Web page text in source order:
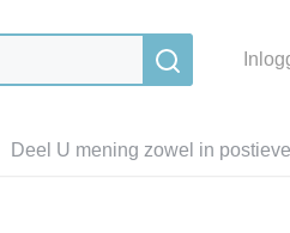
Deel U mening zowel in